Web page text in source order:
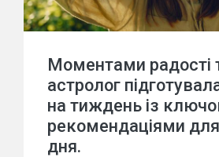
Моментами радості
астролог
на тиждень із
рекомендаціями
дня.